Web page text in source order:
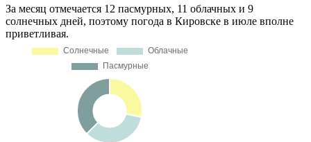
За месяц отмечается 12 пасмурных, 11 облачных и 9
солнечных дней, поэтому погода в Кировске в июле вполне
приветливая.